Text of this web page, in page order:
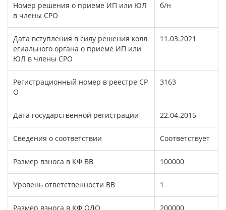
Номер решения о приеме ИП или ЮЛ
в члены СРО
б/н
Дата вступления в силу решения колл
егиального органа о приеме ИП или
ЮЛ в члены СРО
11.03.2021
Регистрационный номер в реестре СР
О
3163
Дата государственной регистрации 22.04.2015
Сведения о соответствии Соответствует
Размер взноса в КФ ВВ 100000
Уровень ответственности ВВ 1
Размер взноса в КФ ОДО 200000